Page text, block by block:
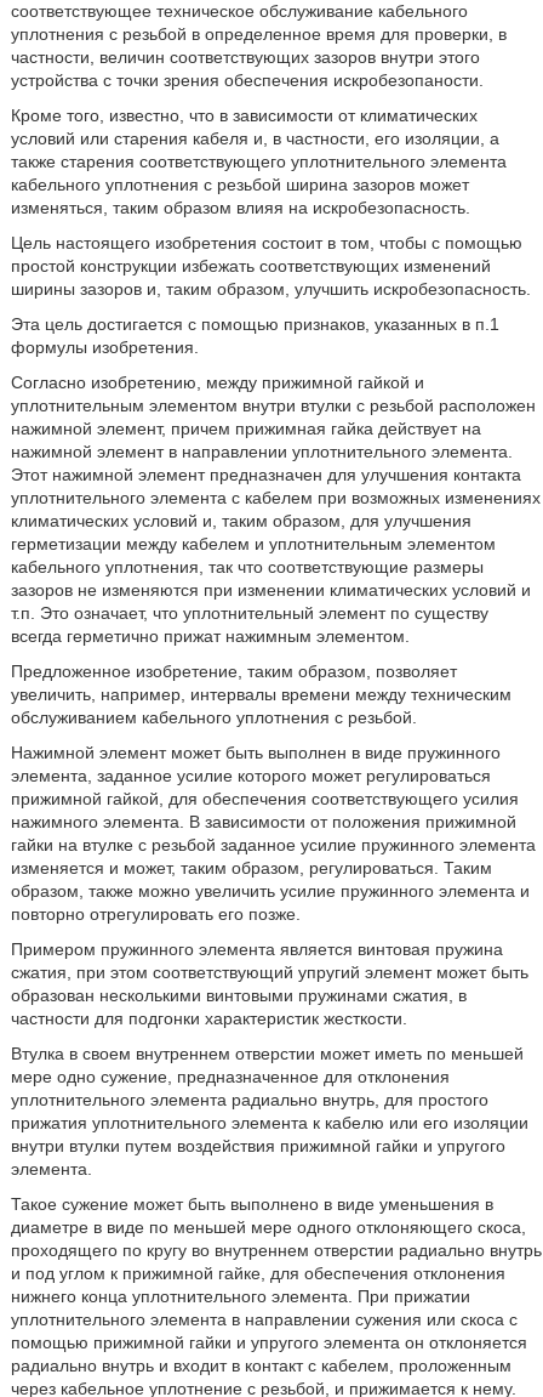
соответствующее техническое обслуживание кабельного
уплотнения с резьбой в определенное время для проверки, в
частности, величин соответствующих зазоров внутри этого
устройства с точки зрения обеспечения искробезопаности.
Кроме того, известно, что в зависимости от климатических
условий или старения кабеля и, в частности, его изоляции, а
также старения соответствующего уплотнительного элемента
кабельного уплотнения с резьбой ширина зазоров может
изменяться, таким образом влияя на искробезопасность.
Цель настоящего изобретения состоит в том, чтобы с помощью
простой конструкции избежать соответствующих изменений
ширины зазоров и, таким образом, улучшить искробезопасность.
Эта цель достигается с помощью признаков, указанных в п.1
формулы изобретения.
Согласно изобретению, между прижимной гайкой и
уплотнительным элементом внутри втулки с резьбой расположен
нажимной элемент, причем прижимная гайка действует на
нажимной элемент в направлении уплотнительного элемента.
Этот нажимной элемент предназначен для улучшения контакта
уплотнительного элемента с кабелем при возможных изменениях
климатических условий и, таким образом, для улучшения
герметизации между кабелем и уплотнительным элементом
кабельного уплотнения, так что соответствующие размеры
зазоров не изменяются при изменении климатических условий и
т.п. Это означает, что уплотнительный элемент по существу
всегда герметично прижат нажимным элементом.
Предложенное изобретение, таким образом, позволяет
увеличить, например, интервалы времени между техническим
обслуживанием кабельного уплотнения с резьбой.
Нажимной элемент может быть выполнен в виде пружинного
элемента, заданное усилие которого может регулироваться
прижимной гайкой, для обеспечения соответствующего усилия
нажимного элемента. В зависимости от положения прижимной
гайки на втулке с резьбой заданное усилие пружинного элемента
изменяется и может, таким образом, регулироваться. Таким
образом, также можно увеличить усилие пружинного элемента и
повторно отрегулировать его позже.
Примером пружинного элемента является винтовая пружина
сжатия, при этом соответствующий упругий элемент может быть
образован несколькими винтовыми пружинами сжатия, в
частности для подгонки характеристик жесткости.
Втулка в своем внутреннем отверстии может иметь по меньшей
мере одно сужение, предназначенное для отклонения
уплотнительного элемента радиально внутрь, для простого
прижатия уплотнительного элемента к кабелю или его изоляции
внутри втулки путем воздействия прижимной гайки и упругого
элемента.
Такое сужение может быть выполнено в виде уменьшения в
диаметре в виде по меньшей мере одного отклоняющего скоса,
проходящего по кругу во внутреннем отверстии радиально внутрь
и под углом к прижимной гайке, для обеспечения отклонения
нижнего конца уплотнительного элемента. При прижатии
уплотнительного элемента в направлении сужения или скоса с
помощью прижимной гайки и упругого элемента он отклоняется
радиально внутрь и входит в контакт с кабелем, проложенным
через кабельное уплотнение с резьбой, и прижимается к нему.